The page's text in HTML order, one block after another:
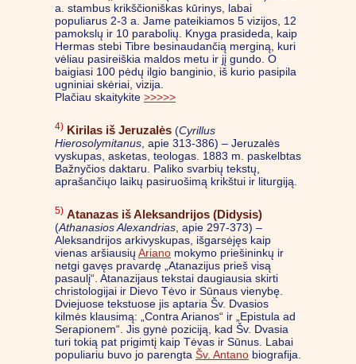
a. stambus krikščioniškas kūrinys, labai
populiarus 2-3 a. Jame pateikiamos 5 vizijos, 12
pamokslų ir 10 parabolių. Knyga prasideda, kaip
Hermas stebi Tibre besinaudančią merginą, kuri
vėliau pasireiškia maldos metu ir jį gundo. O
baigiasi 100 pėdų ilgio banginio, iš kurio pasipila
ugniniai skėriai, vizija.
Plačiau skaitykite >>>>>
4) Kirilas iš Jeruzalės (Cyrillus
Hierosolymitanus, apie 313-386) – Jeruzalės
vyskupas, asketas, teologas. 1883 m. paskelbtas
Bažnyčios daktaru. Paliko svarbių tekstų,
aprašančiųo laikų pasiruošimą krikštui ir liturgiją.
5) Atanazas iš Aleksandrijos (Didysis)
(Athanasios Alexandrias, apie 297-373) –
Aleksandrijos arkivyskupas, išgarsėjęs kaip
vienas aršiausių Ariano mokymo priešininkų ir
netgi gavęs pravardę „Atanazijus prieš visą
pasaulį“. Atanazijaus tekstai daugiausia skirti
christologijai ir Dievo Tėvo ir Sūnaus vienybę.
Dviejuose tekstuose jis aptaria Šv. Dvasios
kilmės klausimą: „Contra Arianos“ ir „Epistula ad
Serapionem“. Jis gynė poziciją, kad Šv. Dvasia
turi tokią pat prigimtį kaip Tėvas ir Sūnus. Labai
populiariu buvo jo parengta Šv. Antano biografija.